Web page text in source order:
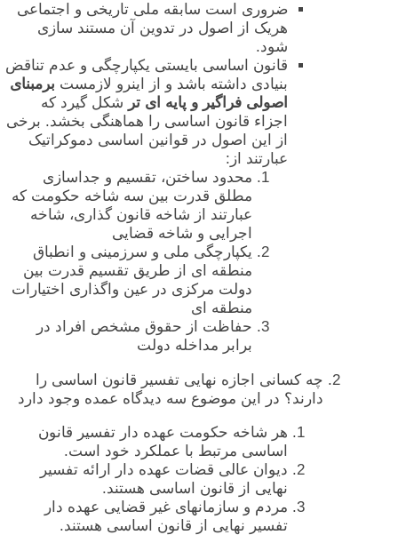
ضروری است سابقه ملی تاریخی و اجتماعی
هریک از اصول در تدوین آن مستند سازی
شود.
قانون اساسی بایستی یکپارچگی و عدم تناقض
بنیادی داشته باشد و از اینرو لازمست برمبنای
اصولی فراگیر و پایه ای ترشکل گیرد که
اجزاء قانون اساسی را هماهنگی بخشد. برخی
از این اصول در قوانین اساسی دموکراتیک
عبارتند از:
محدود ساختن، تقسیم و جداسازی
مطلق قدرت بین سه شاخه حکومت که
عبارتند از شاخه قانون گذاری، شاخه
اجرایی و شاخه قضایی
یکپارچگی ملی و سرزمینی و انطباق
منطقه ای از طریق تقسیم قدرت بین
دولت مرکزی در عین واگذاری اختیارات
منطقه ای
حفاظت از حقوق مشخص افراد در
برابر مداخله دولت
چه کسانی اجازه نهایی تفسیر قانون اساسی را
دارند؟ در این موضوع سه دیدگاه عمده وجود دارد
هر شاخه حکومت عهده دار تفسیر قانون
اساسی مرتبط با عملکرد خود است.
دیوان عالی قضات عهده دار ارائه تفسیر
نهایی از قانون اساسی هستند.
مردم و سازمانهای غیر قضایی عهده دار
تفسیر نهایی از قانون اساسی هستند.